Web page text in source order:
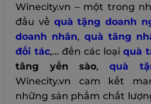
Winecity.vn – một trong
đầu về quà tặng doanh
doanh nhân, quà tăng
đối tác,… đến các loại quà
tăng yến sào,quà
Winecity.vn cam kết
những sản phẩm chất